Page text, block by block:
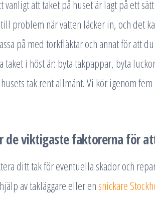
vanligt att taket på huset är lagt på ett
problem när vatten läcker in, och det
på med torkfläktar och annat för att
taket i höst är: byta takpappar, byta
tak rent allmänt. Vi kör igenom
de viktigaste faktorerna för
ditt tak för eventuella skador och
av takläggare eller ensnickare